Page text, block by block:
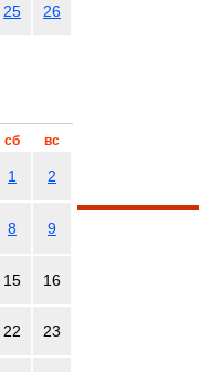
25 26
сб вс
1 2
8 9
15 16
22 23